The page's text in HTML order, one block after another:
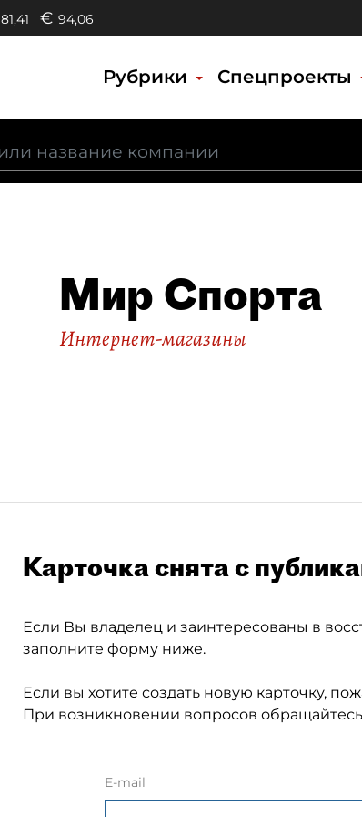
81,41 € 94,06
Рубрики Спецпроекты
Мир Спорта
Интернет-магазины
Карточка снята с
Если Вы владелец и заинтересованы в
заполните форму ниже.
Если вы хотите создать новую карточку,
При возникновении вопросов
E-mail